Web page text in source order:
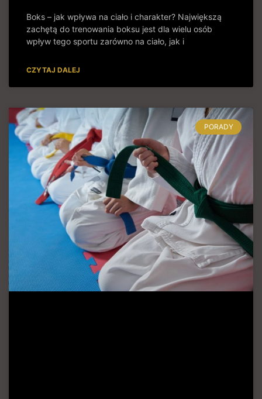
Boks – jak wpływa na ciało i charakter? Największą
zachętą do trenowania boksu jest dla wielu osób
wpływ tego sportu zarówno na ciało, jak i
CZYTAJ DALEJ
PORADY